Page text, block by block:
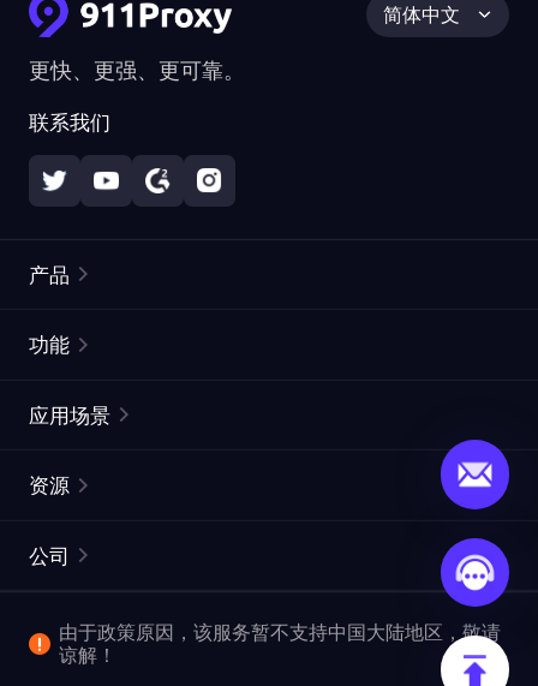
更快、更强、更可靠。
联系我们
简体中文
产品
静态住宅代理
网页抓取 API
视频下载 API
功能
ISP代理
ProxySite
应用场景
市场研究
爬行和索引
资源
常见问题解答
位置
公司
企业服务
由于政策原因，该服务暂不支持中国大陆地区，敬请
谅解！